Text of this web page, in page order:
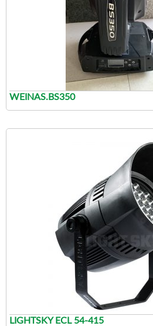
WEINAS.BS350
LIGHTSKY ECL 54-415